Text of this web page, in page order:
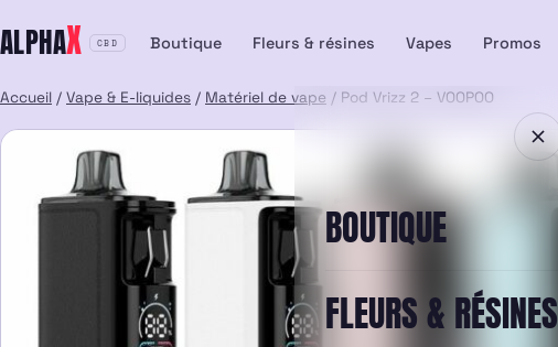
au
ALPHAX CBD Boutique Fleurs & résines Vapes Promos
BOUTIQUE
FLEURS & RÉSINES
Accueil / Vape & E-liquides / Matériel de vape / Pod Vrizz 2 – VOOPOO